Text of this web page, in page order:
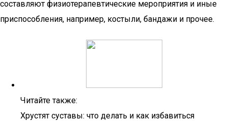
составляют физиотерапевтические мероприятия и иные
приспособления, например, костыли, бандажи и прочее.
Читайте также:
Хрустят суставы: что делать и как избавиться